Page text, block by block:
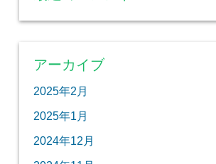
アーカイブ
2025年2月
2025年1月
2024年12月